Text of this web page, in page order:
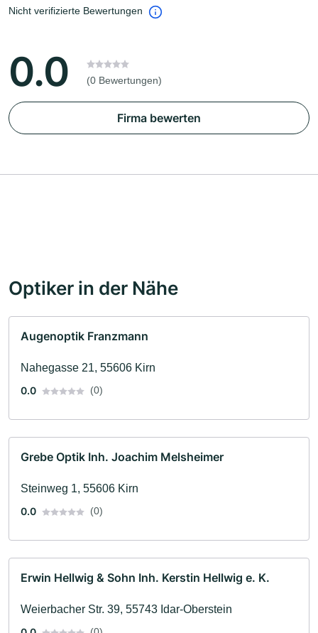
Nicht verifizierte Bewertungen
0.0 (0 Bewertungen)
Firma bewerten
Optiker in der Nähe
Augenoptik Franzmann
Nahegasse 21, 55606 Kirn
0.0
(0)
Grebe Optik Inh. Joachim Melsheimer
Steinweg 1, 55606 Kirn
0.0
(0)
Erwin Hellwig & Sohn Inh. Kerstin Hellwig e. K.
Weierbacher Str. 39, 55743 Idar-Oberstein